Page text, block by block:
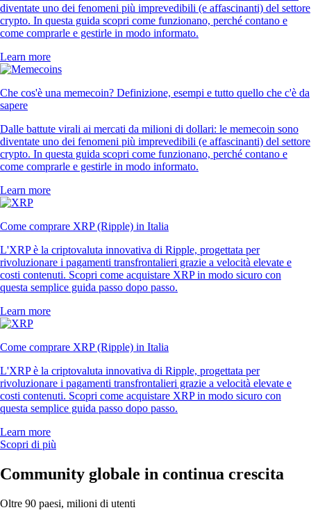
diventate uno dei fenomeni più imprevedibili (e affascinanti) del settore
crypto. In questa guida scopri come funzionano, perché contano e
come comprarle e gestirle in modo informato.
Learn more
Che cos'è una memecoin? Definizione, esempi e tutto quello che c'è da
sapere
Dalle battute virali ai mercati da milioni di dollari: le memecoin sono
diventate uno dei fenomeni più imprevedibili (e affascinanti) del settore
crypto. In questa guida scopri come funzionano, perché contano e
come comprarle e gestirle in modo informato.
Learn more
Come comprare XRP (Ripple) in Italia
L'XRP è la criptovaluta innovativa di Ripple, progettata per
rivoluzionare i pagamenti transfrontalieri grazie a velocità elevate e
costi contenuti. Scopri come acquistare XRP in modo sicuro con
questa semplice guida passo dopo passo.
Learn more
Come comprare XRP (Ripple) in Italia
L'XRP è la criptovaluta innovativa di Ripple, progettata per
rivoluzionare i pagamenti transfrontalieri grazie a velocità elevate e
costi contenuti. Scopri come acquistare XRP in modo sicuro con
questa semplice guida passo dopo passo.
Learn more
Scopri di più
Community globale in continua crescita
Oltre 90 paesi, milioni di utenti